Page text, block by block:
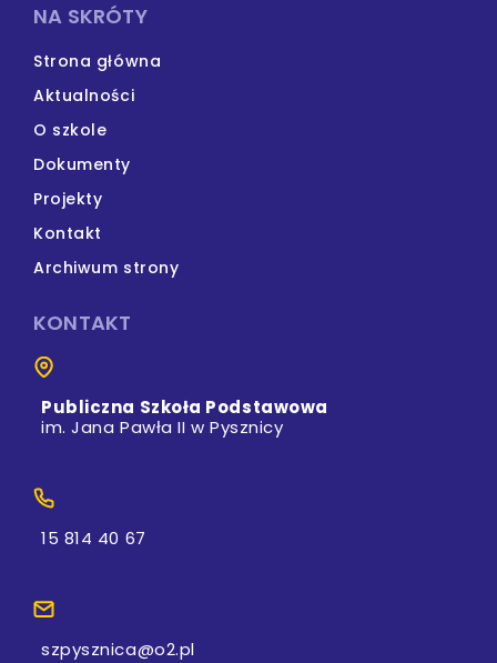
NA SKRÓTY
Strona główna
Aktualności
O szkole
Dokumenty
Projekty
Kontakt
Archiwum strony
KONTAKT
Publiczna Szkoła Podstawowa
im. Jana Pawła II w Pysznicy
15 814 40 67
szpysznica@o2.pl